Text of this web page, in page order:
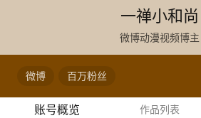
一禅小和尚
微博动漫视频博主
微博 百万粉丝
账号概览 作品列表